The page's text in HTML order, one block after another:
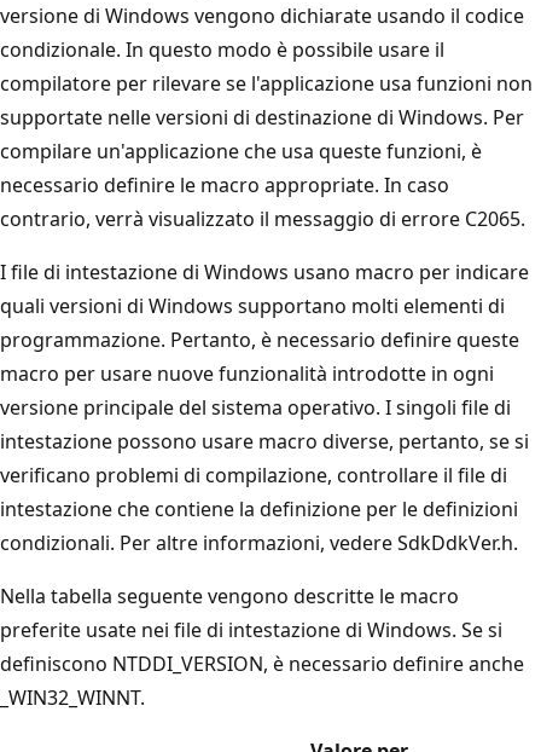
versione di Windows vengono dichiarate usando il codice
condizionale. In questo modo è possibile usare il
compilatore per rilevare se l'applicazione usa funzioni non
supportate nelle versioni di destinazione di Windows. Per
compilare un'applicazione che usa queste funzioni, è
necessario definire le macro appropriate. In caso
contrario, verrà visualizzato il messaggio di errore C2065.
I file di intestazione di Windows usano macro per indicare
quali versioni di Windows supportano molti elementi di
programmazione. Pertanto, è necessario definire queste
macro per usare nuove funzionalità introdotte in ogni
versione principale del sistema operativo. I singoli file di
intestazione possono usare macro diverse, pertanto, se si
verificano problemi di compilazione, controllare il file di
intestazione che contiene la definizione per le definizioni
condizionali. Per altre informazioni, vedere SdkDdkVer.h.
Nella tabella seguente vengono descritte le macro
preferite usate nei file di intestazione di Windows. Se si
definiscono NTDDI_VERSION, è necessario definire anche
_WIN32_WINNT.